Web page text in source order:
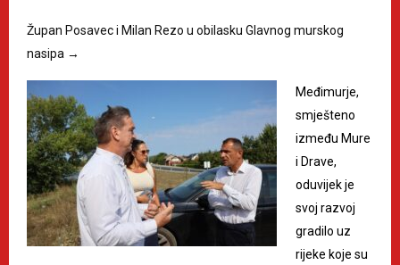
Župan Posavec i Milan Rezo u obilasku Glavnog murskog
nasipa →
Međimurje,
smješteno
između Mure
i Drave,
oduvijek je
svoj razvoj
gradilo uz
rijeke koje su